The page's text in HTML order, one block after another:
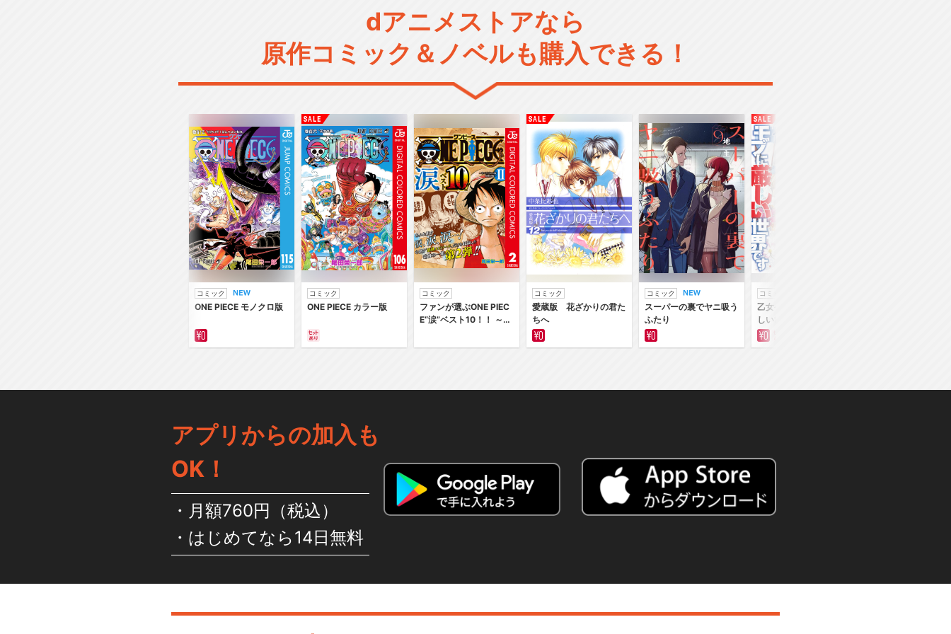
dアニメストアなら
原作コミック＆ノベルも購入できる！
コミック
ONE PIECE モノクロ版
コミック
ONE PIECE カラー版
コミック
ファンが選ぶONE PIEC
E“涙”ベスト10！！ ～サ
～ カラー版
コミック
愛蔵版 花ざかりの君た
ちへ
コミック
スーパーの裏でヤニ吸う
ふたり
コミック
乙女ゲー世界はモブに厳
しい世界です
アプリからの加入も
OK！
月額760円（税込）
はじめてなら14日無料